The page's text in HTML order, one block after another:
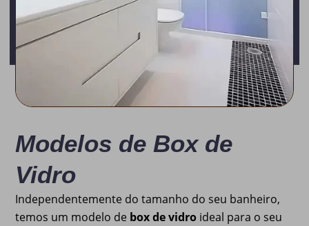
Modelos de Box de
Vidro
Independentemente do tamanho do seu banheiro,
temos um modelo de box de vidro ideal para o seu